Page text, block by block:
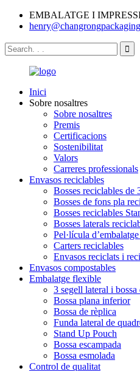
EMBALATGE I
Inici
Sobre nosaltres
Sobre nosaltres
Premis
Certificacions
Sostenibilitat
Valors
Carreres professionals
Envasos reciclables
Bosses reciclables de
Bosses de fons pla
Bosses reciclables
Bosses laterals
Pel·lícula
Carters reciclables
Envasos reciclats i
Envasos compostables
Embalatge flexible
3 segell lateral i bossa
Bossa plana inferior
Bossa de rèplica
Funda lateral de
Stand Up Pouch
Bossa escampada
Bossa esmolada
Control de qualitat